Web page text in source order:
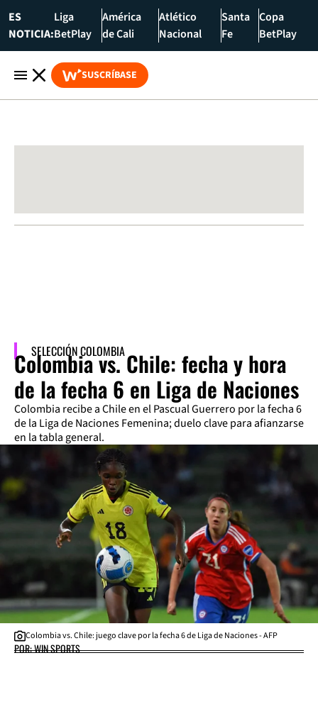
ES
NOTICIA:
Liga
BetPlay
América
de Cali
Atlético
Nacional
Santa
Fe
Copa
BetPlay
SUSCRÍBASE
SELECCIÓN COLOMBIA
Colombia vs. Chile: fecha y hora
de la fecha 6 en Liga de Naciones
Colombia recibe a Chile en el Pascual Guerrero por la fecha 6
de la Liga de Naciones Femenina; duelo clave para afianzarse
en la tabla general.
Colombia vs. Chile: juego clave por la fecha 6 de Liga de Naciones - AFP
POR: WIN SPORTS